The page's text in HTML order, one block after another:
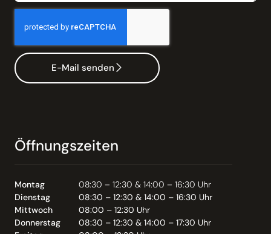
E-Mail senden
Öffnungszeiten
Montag
08:30 – 12:30 & 14:00 – 16:30 Uhr
Dienstag
08:30 – 12:30 & 14:00 – 16:30 Uhr
Mittwoch
08:00 – 12:30 Uhr
Donnerstag
08:30 – 12:30 & 14:00 – 17:30 Uhr